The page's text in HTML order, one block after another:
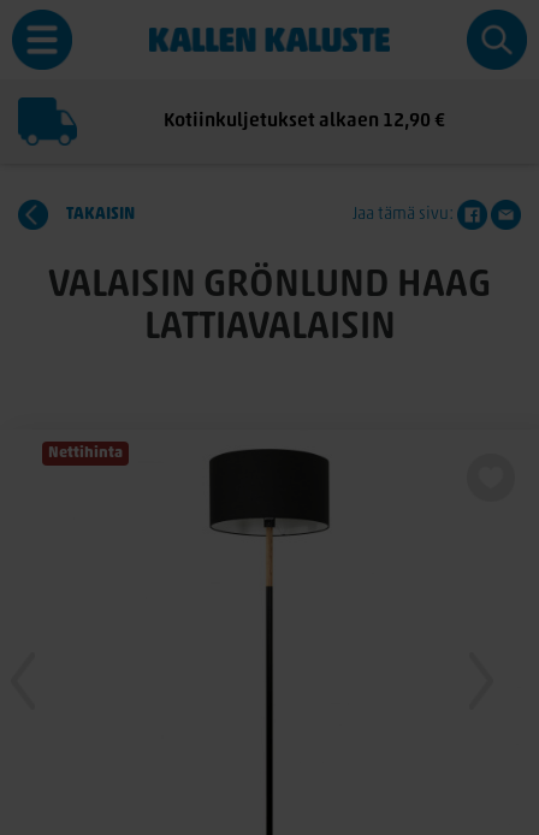
Kotiinkuljetukset alkaen 12,90 €
TAKAISIN Jaa tämä sivu:
VALAISIN GRÖNLUND HAAG
LATTIAVALAISIN
Nettihinta